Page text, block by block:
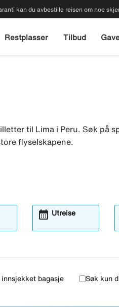
kan du avbestille reisen om noe
Restplasser Tilbud
til Lima i Peru. Søk på
flyselskapene.
Utreise
calendar_month
innsjekket bagasje Søk kun